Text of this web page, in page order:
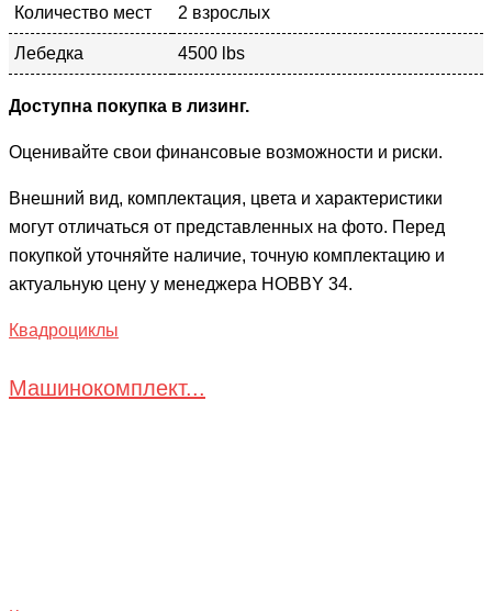
Количество мест 2 взрослых
Лебедка 4500 lbs
Доступна покупка в лизинг.
Оценивайте свои финансовые возможности и риски.
Внешний вид, комплектация, цвета и характеристики
могут отличаться от представленных на фото. Перед
покупкой уточняйте наличие, точную комплектацию и
актуальную цену у менеджера HOBBY 34.
Квадроциклы
Машинокомплект...